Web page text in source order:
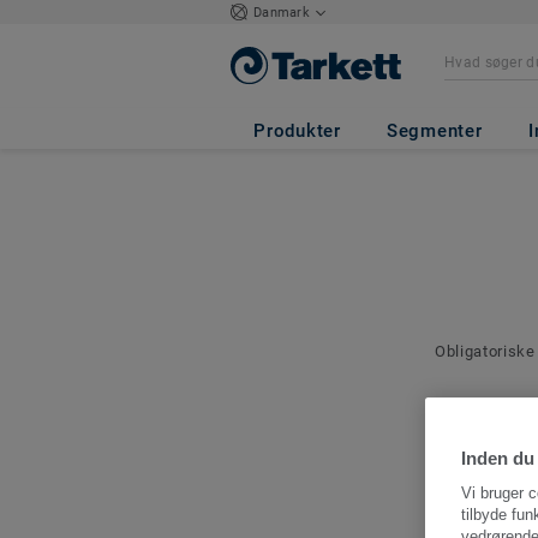
Danmark
Produkter Segmenter
Angiv en
denne
Inden
Vi bruger
tilbyde